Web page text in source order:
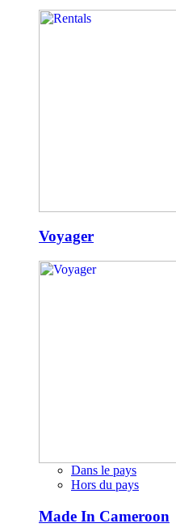
Voyager
Dans le pays
Hors du pays
Made In Cameroon